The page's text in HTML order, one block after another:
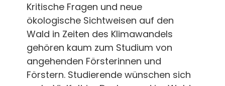
Kritische Fragen und neue
ökologische Sichtweisen auf den
Wald in Zeiten des Klimawandels
gehören kaum zum Studium von
angehenden Försterinnen und
Förstern. Studierende wünschen sich